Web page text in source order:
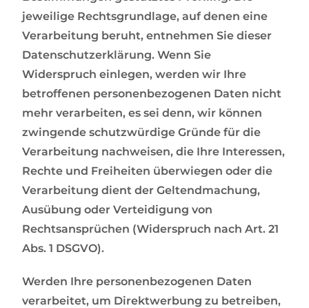
jeweilige Rechtsgrundlage, auf denen eine
Verarbeitung beruht, entnehmen Sie dieser
Datenschutzerklärung. Wenn Sie
Widerspruch einlegen, werden wir Ihre
betroffenen personenbezogenen Daten nicht
mehr verarbeiten, es sei denn, wir können
zwingende schutzwürdige Gründe für die
Verarbeitung nachweisen, die Ihre Interessen,
Rechte und Freiheiten überwiegen oder die
Verarbeitung dient der Geltendmachung,
Ausübung oder Verteidigung von
Rechtsansprüchen (Widerspruch nach Art. 21
Abs. 1 DSGVO).
Werden Ihre personenbezogenen Daten
verarbeitet, um Direktwerbung zu betreiben,